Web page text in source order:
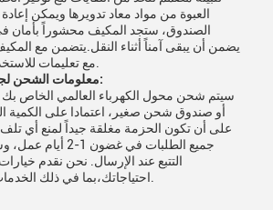
العبوة من مواد معاد تدويرها ويمكن إعادة
الصندوق، ستجد المكيف محشوراً بأمان
يضمن أن يبقى آمناً أثناء النقل.يتضمن مع
معلومات الشحن لجهاز الكهرباء العالمي:
سيتم شحن محول الكهرباء العالمي
أو صندوق شحن صغير، اعتمادا على
على أن تكون الحزمة مغلقة جيداً لمنع أي تلف
جميع الطلبات في
التتبع عند الإرسال. نحن نقدم